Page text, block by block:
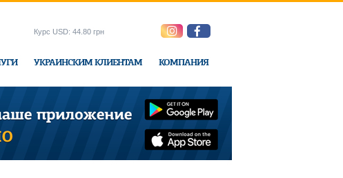
УКРАИНСКИМ КЛИЕНТАМ КОМПАНИЯ
Курс USD: 44.80 грн
Ukraine-Express